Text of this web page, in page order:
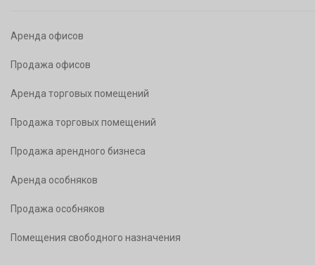
Аренда офисов
Продажа офисов
Аренда торговых помещений
Продажа торговых помещений
Продажа арендного бизнеса
Аренда особняков
Продажа особняков
Помещения свободного назначения